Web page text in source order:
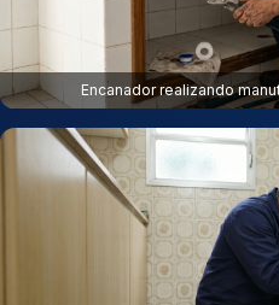
Encanador realizando